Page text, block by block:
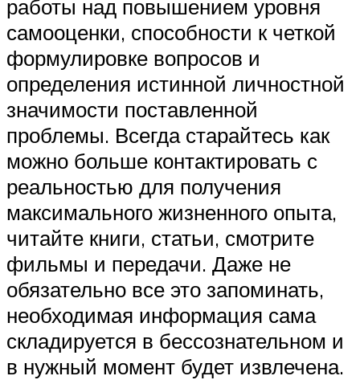
работы над повышением уровня
самооценки, способности к четкой
формулировке вопросов и
определения истинной личностной
значимости поставленной
проблемы. Всегда старайтесь как
можно больше контактировать с
реальностью для получения
максимального жизненного опыта,
читайте книги, статьи, смотрите
фильмы и передачи. Даже не
обязательно все это запоминать,
необходимая информация сама
складируется в бессознательном и
в нужный момент будет извлечена.